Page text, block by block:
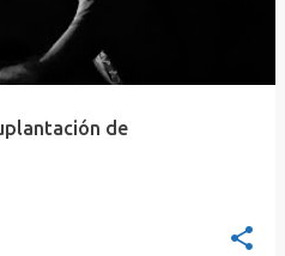
de